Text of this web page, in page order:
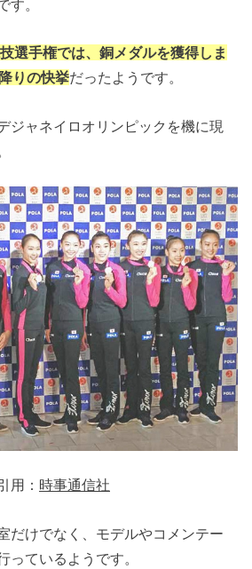
す。
選手権では、銅メダルを獲得しま
りの快挙だったようです。
ジャネイロオリンピックを機に現
用： 時事通信社
だけでなく、モデルやコメンテー
っているようです。